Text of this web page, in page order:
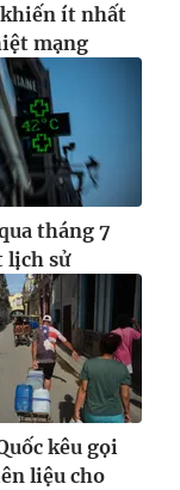
có sự chấp
phát hành lại
ít nhất
mạng
tháng 7
lịch sử
kêu gọi
liệu cho